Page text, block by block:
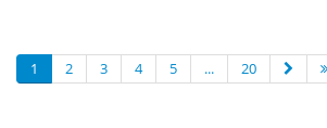
1 2 3 4 5 ... 20